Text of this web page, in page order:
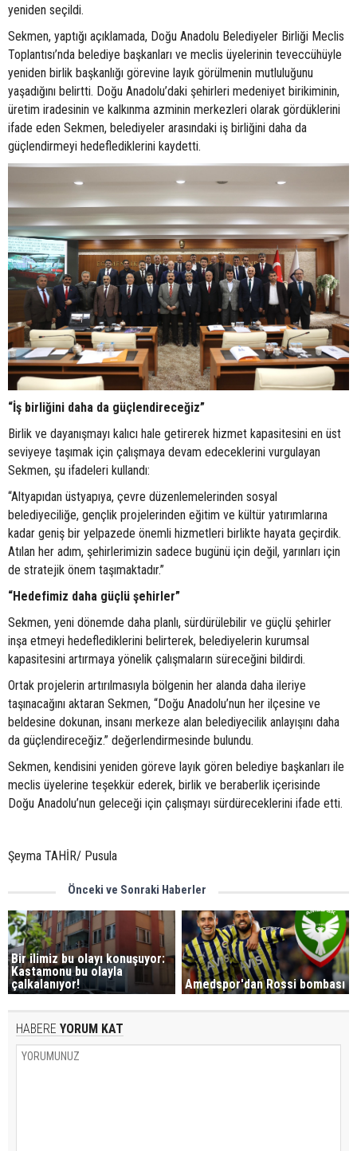
yeniden seçildi.
Sekmen, yaptığı açıklamada, Doğu Anadolu Belediyeler Birliği Meclis
Toplantısı’nda belediye başkanları ve meclis üyelerinin teveccühüyle
yeniden birlik başkanlığı görevine layık görülmenin mutluluğunu
yaşadığını belirtti. Doğu Anadolu’daki şehirleri medeniyet birikiminin,
üretim iradesinin ve kalkınma azminin merkezleri olarak gördüklerini
ifade eden Sekmen, belediyeler arasındaki iş birliğini daha da
güçlendirmeyi hedeflediklerini kaydetti.
“İş birliğini daha da güçlendireceğiz”
Birlik ve dayanışmayı kalıcı hale getirerek hizmet kapasitesini en üst
seviyeye taşımak için çalışmaya devam edeceklerini vurgulayan
Sekmen, şu ifadeleri kullandı:
“Altyapıdan üstyapıya, çevre düzenlemelerinden sosyal
belediyeciliğe, gençlik projelerinden eğitim ve kültür yatırımlarına
kadar geniş bir yelpazede önemli hizmetleri birlikte hayata geçirdik.
Atılan her adım, şehirlerimizin sadece bugünü için değil, yarınları için
de stratejik önem taşımaktadır.”
“Hedefimiz daha güçlü şehirler”
Sekmen, yeni dönemde daha planlı, sürdürülebilir ve güçlü şehirler
inşa etmeyi hedeflediklerini belirterek, belediyelerin kurumsal
kapasitesini artırmaya yönelik çalışmaların süreceğini bildirdi.
Ortak projelerin artırılmasıyla bölgenin her alanda daha ileriye
taşınacağını aktaran Sekmen, “Doğu Anadolu’nun her ilçesine ve
beldesine dokunan, insanı merkeze alan belediyecilik anlayışını daha
da güçlendireceğiz.” değerlendirmesinde bulundu.
Sekmen, kendisini yeniden göreve layık gören belediye başkanları ile
meclis üyelerine teşekkür ederek, birlik ve beraberlik içerisinde
Doğu Anadolu’nun geleceği için çalışmayı sürdüreceklerini ifade etti.
Şeyma TAHİR/ Pusula
Önceki ve Sonraki Haberler
Bir ilimiz bu olayı konuşuyor:
Kastamonu bu olayla
çalkalanıyor!
Amedspor'dan Rossi bombası
HABERE YORUM KAT